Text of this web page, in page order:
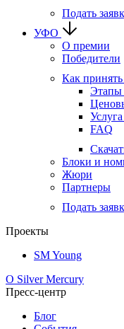
Подать
УФО
О премии
Победители
Как принять
Этапы
FAQ
Блоки и
Жюри
Партнеры
Подать
Проекты
SM Young
О Silver Mercury
Пресс-центр
Блог